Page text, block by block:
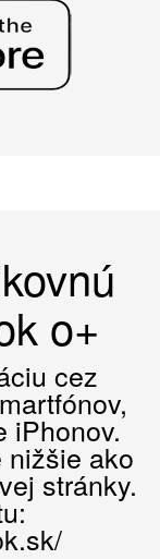
o+
cez
iPhonov.
nižšie ako
stránky.